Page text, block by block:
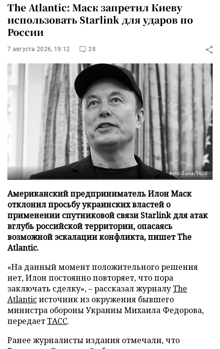
The Atlantic: Маск запретил Киеву
использовать Starlink для ударов по
России
7 августа 2026, 19:12 28
Фото: Zuma/ТАСС
Американский предприниматель Илон Маск
отклонил просьбу украинских властей о
применении спутниковой связи Starlink для атак
вглубь российской территории, опасаясь
возможной эскалации конфликта, пишет The
Atlantic.
«На данный момент положительного решения
нет, Илон постоянно повторяет, что пора
заключать сделку», – рассказал журналуThe
Atlanticисточник из окружения бывшего
министра обороны Украины Михаила Федорова,
передаетТАСС.
Ранее журналисты издания отмечали, что